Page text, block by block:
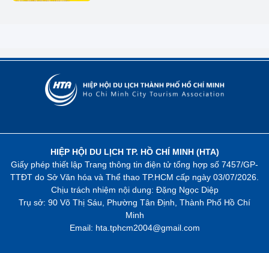
HIỆP HỘI DU LỊCH TP. HỒ CHÍ MINH (HTA)
Giấy phép thiết lập Trang thông tin điện tử tổng hợp số 7457/GP-
TTĐT do Sở Văn hóa và Thể thao TP.HCM cấp ngày 03/07/2026.
Chịu trách nhiệm nội dung: Đặng Ngọc Diệp
Trụ sở: 90 Võ Thị Sáu, Phường Tân Định, Thành Phố Hồ Chí
Minh
Email: hta.tphcm2004@gmail.com